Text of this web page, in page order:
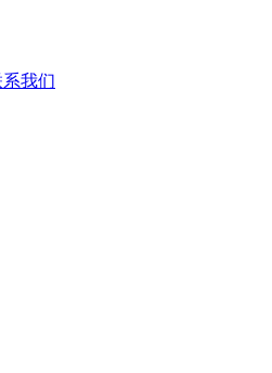
我们